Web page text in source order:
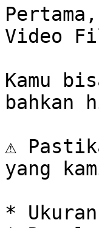
Video
Kamu
bahkan
⚠️
yang
*